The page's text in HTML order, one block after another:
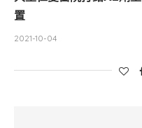
置
2021-10-04